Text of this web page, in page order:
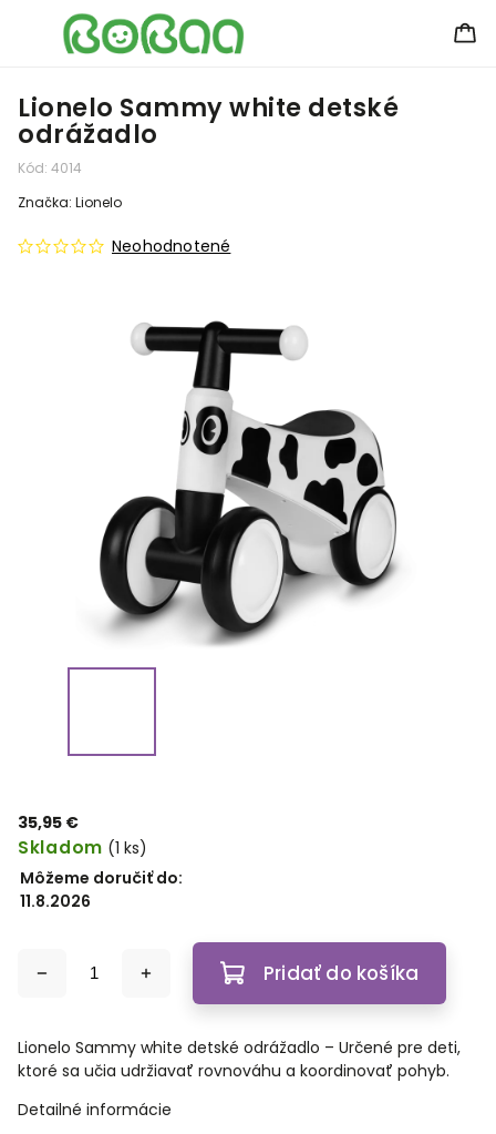
Lionelo Sammy white detské
odrážadlo
Kód: 4014
Neohodnotené
Značka: Lionelo
35,95 €
Skladom (1 ks)
Môžeme doručiť do:
11.8.2026
Pridať do košíka
Lionelo Sammy white detské odrážadlo – Určené pre deti,
ktoré sa učia udržiavať rovnováhu a koordinovať pohyb.
Detailné informácie